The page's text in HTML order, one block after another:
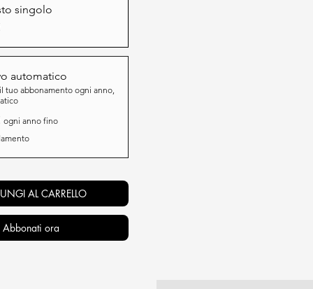
singolo
automatico
tuo abbonamento ogni anno,
ogni anno fino
AL CARRELLO
Abbonati ora